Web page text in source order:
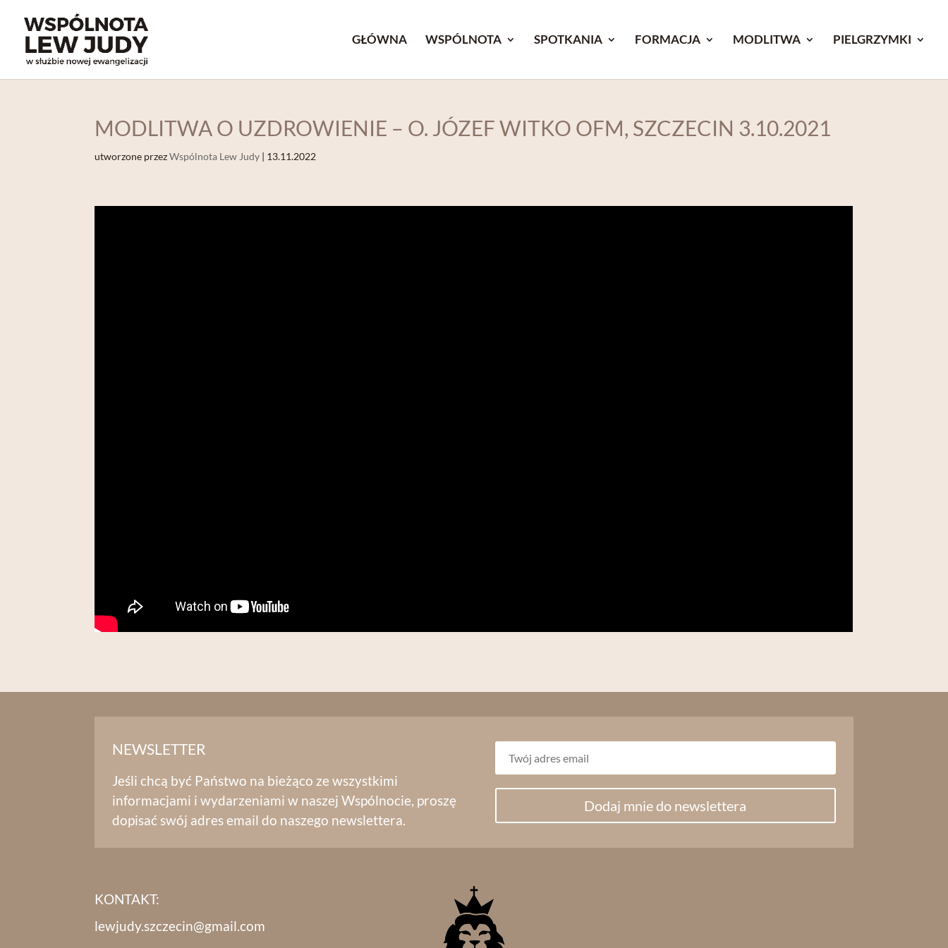
GŁÓWNA WSPÓLNOTA SPOTKANIA FORMACJA MODLITWA PIELGRZYMKI
MODLITWA O UZDROWIENIE – O. JÓZEF WITKO OFM, SZCZECIN 3.10.2021
utworzone przezWspólnota Lew Judy | 13.11.2022
NEWSLETTER
Jeśli chcą być Państwo na bieżąco ze wszystkimi
informacjami i wydarzeniami w naszej Wspólnocie, proszę
dopisać swój adres email do naszego newslettera.
Dodaj mnie do newslettera
KONTAKT:
lewjudy.szczecin@gmail.com